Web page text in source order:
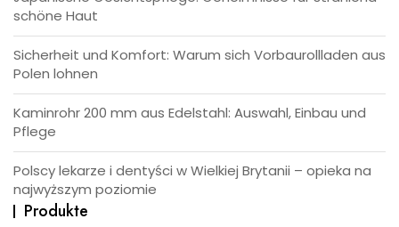
schöne Haut
Sicherheit und Komfort: Warum sich Vorbaurollladen aus
Polen lohnen
Kaminrohr 200 mm aus Edelstahl: Auswahl, Einbau und
Pflege
Polscy lekarze i dentyści w Wielkiej Brytanii – opieka na
najwyższym poziomie
Produkte